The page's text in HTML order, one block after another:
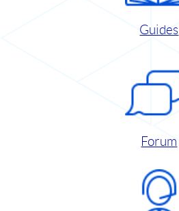
Guides
Forum